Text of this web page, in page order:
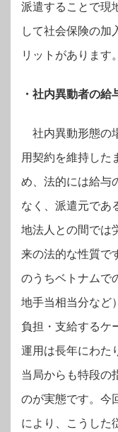
派遣することで現
して社会保険の加
リットがあります。
・社内異動者の給
社内異動形態の
用契約を維持した
め、法的には給与
なく、派遣元であ
地法人との間では
来の法的な性質で
のうちベトナムで
地手当相当分など
負担・支給するケ
運用は長年にわた
当局からも特段の
のが実態です。今
により、こうした